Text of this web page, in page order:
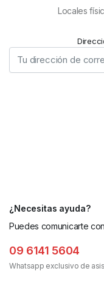
Locales
¿Necesitas ayuda?
Puedes comunicarte
09 6141 5604
Whatsapp exclusivo de